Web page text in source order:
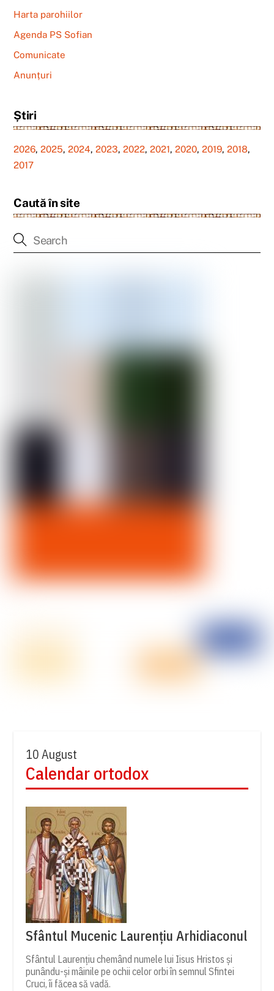
Harta parohiilor
Agenda PS Sofian
Comunicate
Anunțuri
Știri
2026,2025,2024,2023,2022,2021,2020,2019,2018,
2017
Caută în site
10 August
Calendar ortodox
Sfântul Mucenic Laurențiu Arhidiaconul
Sfântul Laurențiu chemând numele lui Iisus Hristos și
punându-și mâinile pe ochii celor orbi în semnul Sfintei
Cruci, îi făcea să vadă.